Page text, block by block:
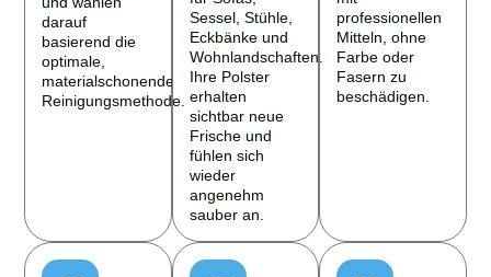
darauf
basierend die
optimale,
materialschonende
Reinigungsmethode.
Sessel, Stühle,
Eckbänke und
Wohnlandschaften.
Ihre Polster
erhalten
sichtbar neue
Frische und
fühlen sich
wieder
angenehm
sauber an.
professionellen
Mitteln, ohne
Farbe oder
Fasern zu
beschädigen.